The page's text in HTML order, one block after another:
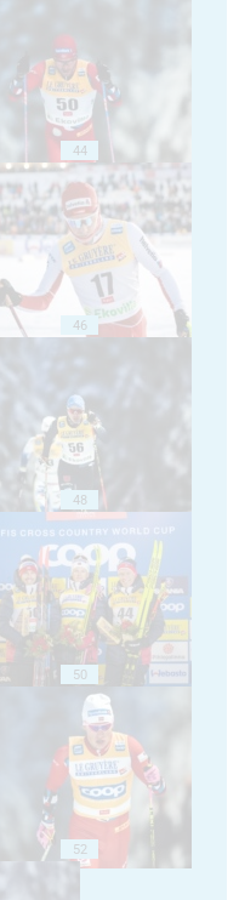
44
46
48
50
52